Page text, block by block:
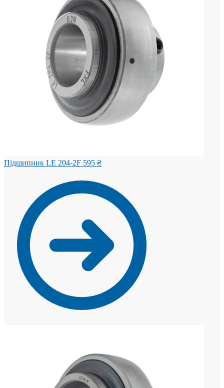
Підшипник LE 204-2F 595 ₴